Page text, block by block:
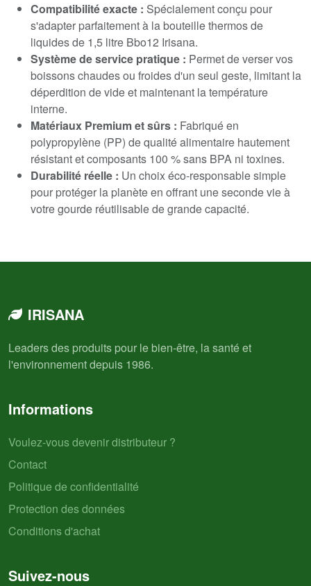
Compatibilité exacte : Spécialement conçu pour
s'adapter parfaitement à la bouteille thermos de
liquides de 1,5 litre Bbo12 Irisana.
Système de service pratique : Permet de verser vos
boissons chaudes ou froides d'un seul geste, limitant la
déperdition de vide et maintenant la température
interne.
Matériaux Premium et sûrs : Fabriqué en
polypropylène (PP) de qualité alimentaire hautement
résistant et composants 100 % sans BPA ni toxines.
Durabilité réelle : Un choix éco-responsable simple
pour protéger la planète en offrant une seconde vie à
votre gourde réutilisable de grande capacité.
IRISANA
Leaders des produits pour le bien-être, la santé et
l'environnement depuis 1986.
Informations
Voulez-vous devenir distributeur ?
Contact
Politique de confidentialité
Protection des données
Conditions d'achat
Suivez-nous